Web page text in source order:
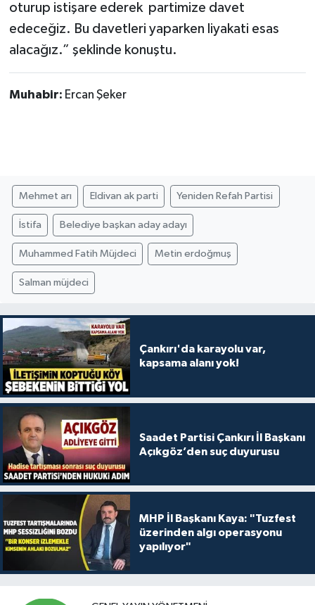
oturup istişare ederek partimize davet
edeceğiz. Bu davetleri yaparken liyakati esas
alacağız.” şeklinde konuştu.
Muhabir: Ercan Şeker
Mehmet arı Eldivan ak parti Yeniden Refah Partisi
İstifa Belediye başkan aday adayı
Muhammed Fatih Müjdeci Metin erdoğmuş
Salman müjdeci
Çankırı'da karayolu var,
kapsama alanı yok!
Saadet Partisi Çankırı İl Başkanı
Açıkgöz’den suç duyurusu
MHP İl Başkanı Kaya: "Tuzfest
üzerinden algı operasyonu
yapılıyor"